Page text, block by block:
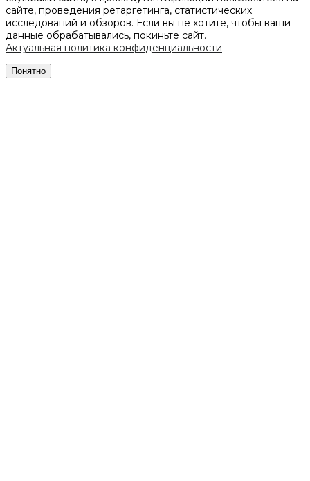
сайте, проведения ретаргетинга, статистических
исследований и обзоров. Если вы не хотите, чтобы ваши
данные обрабатывались, покиньте сайт.
Актуальная политика конфиденциальности
Понятно